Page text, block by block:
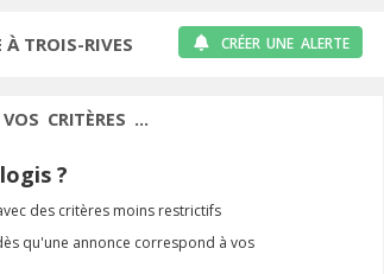
À TROIS-RIVES CRÉER UNE ALERTE
CRITÈRES ...
?
des critères moins restrictifs
qu'une annonce correspond à vos